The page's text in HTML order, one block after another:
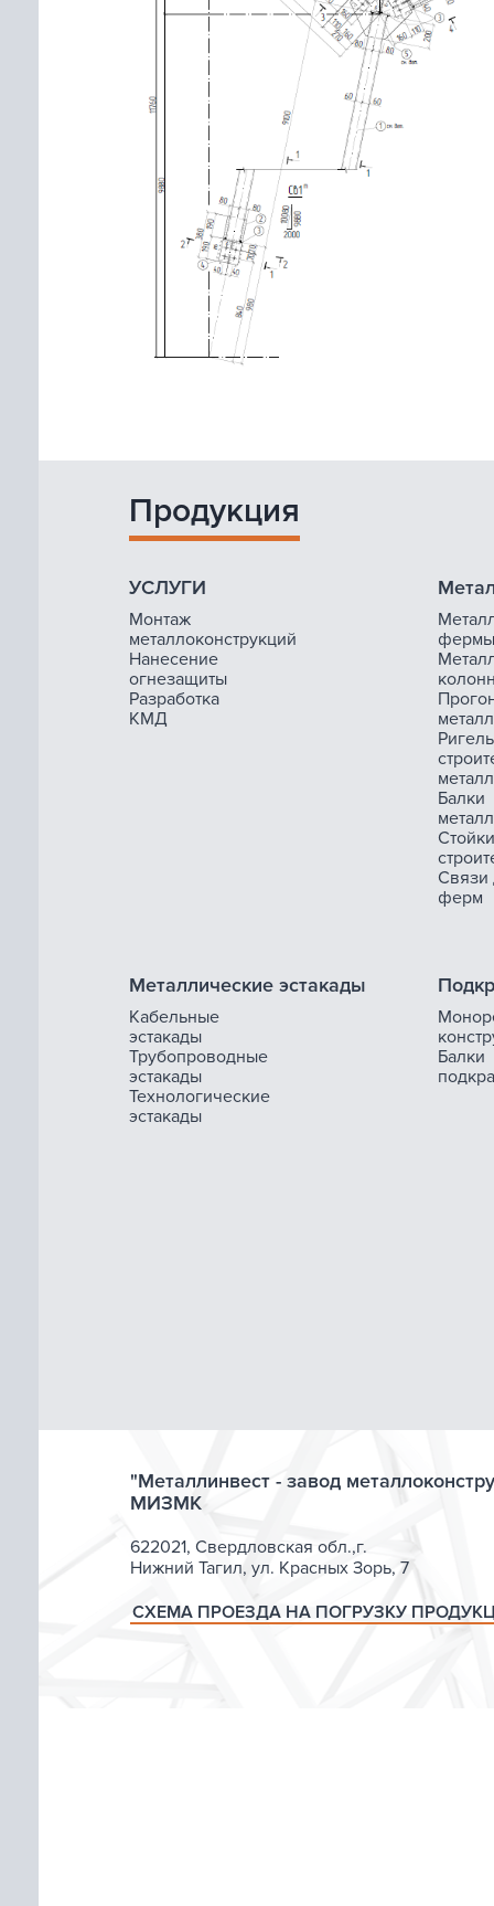
Продукция
УСЛУГИ
Монтаж
металлоконструкций
Нанесение
огнезащиты
Разработка
КМД
фермы
Ригель
Балки
Стойки
Связи
ферм
Металлические эстакады
Кабельные
эстакады
Трубопроводные
эстакады
Технологические
эстакады
Балки
"Металлинвест - завод
МИЗМК
622021, Свердловская обл.,г.
Нижний Тагил, ул. Красных Зорь, 7
СХЕМА ПРОЕЗДА НА ПОГРУЗКУ